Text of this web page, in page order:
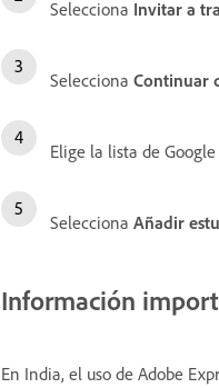
Selecciona Invitar a
Selecciona Continuar
Elige la lista de
Selecciona Añadir
Información
En India, el uso de Adobe